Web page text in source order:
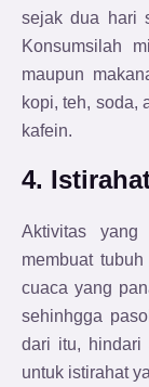
sejak dua hari
Konsumsilah
maupun
kopi, teh, soda,
kafein.
4.
Aktivitas
membuat
cuaca yang
sehinhgga
dari itu, hindari
untuk istirahat